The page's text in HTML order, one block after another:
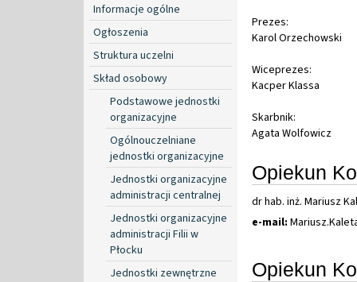
Informacje ogólne
Ogłoszenia
Struktura uczelni
Skład osobowy
Podstawowe jednostki
organizacyjne
Ogólnouczelniane
jednostki organizacyjne
Jednostki organizacyjne
administracji centralnej
Jednostki organizacyjne
administracji Filii w
Płocku
Jednostki zewnętrzne
Prezes:
Karol Orzechowski
Wiceprezes:
Kacper Klassa
Skarbnik:
Agata Wolfowicz
Opiekun
dr hab. inż. Mariusz
e-mail: Mariusz.
Opiekun